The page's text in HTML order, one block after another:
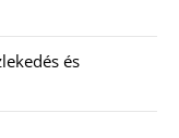
és